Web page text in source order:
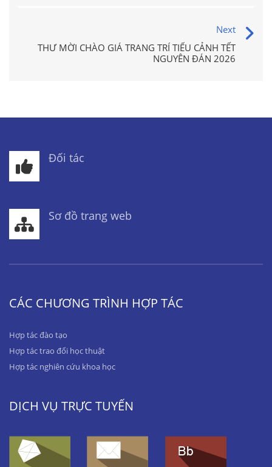
Next
THƯ MỜI CHÀO GIÁ TRANG TRÍ TIỂU CẢNH TẾT
NGUYÊN ĐÁN 2026
Đối tác
Sơ đồ trang web
CÁC CHƯƠNG TRÌNH HỢP TÁC
Hợp tác đào tạo
Hợp tác trao đổi học thuật
Hợp tác nghiên cứu khoa học
DỊCH VỤ TRỰC TUYẾN